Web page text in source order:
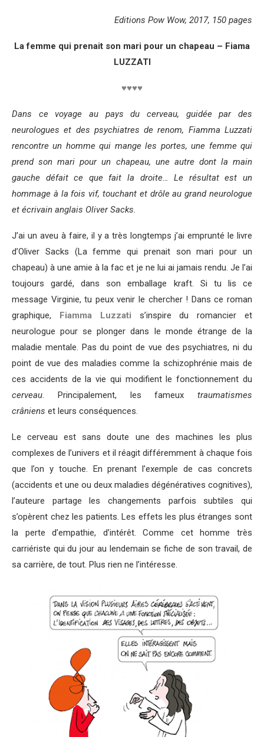
Editions Pow Wow, 2017, 150 pages
La femme qui prenait son mari pour un chapeau – Fiama
LUZZATI
♥♥♥♥
Dans ce voyage au pays du cerveau, guidée par des
neurologues et des psychiatres de renom, Fiamma Luzzati
rencontre un homme qui mange les portes, une femme qui
prend son mari pour un chapeau, une autre dont la main
gauche défait ce que fait la droite… Le résultat est un
hommage à la fois vif, touchant et drôle au grand neurologue
et écrivain anglais Oliver Sacks.
J’ai un aveu à faire, il y a très longtemps j’ai emprunté le livre
d’Oliver Sacks (La femme qui prenait son mari pour un
chapeau) à une amie à la fac et je ne lui ai jamais rendu. Je l’ai
toujours gardé, dans son emballage kraft. Si tu lis ce
message Virginie, tu peux venir le chercher ! Dans ce roman
graphique, Fiamma Luzzati
s’inspire du romancier et
neurologue pour se plonger dans le monde étrange de la
maladie mentale. Pas du point de vue des psychiatres, ni du
point de vue des maladies comme la schizophrénie mais de
ces accidents de la vie qui modifient le fonctionnement du
cerveau. Principalement, les fameux traumatismes
crâniens et leurs conséquences.
Le cerveau est sans doute une des machines les plus
complexes de l’univers et il réagit différemment à chaque fois
que l’on y touche. En prenant l’exemple de cas concrets
(accidents et une ou deux maladies dégénératives cognitives),
l’auteure partage les changements parfois subtiles qui
s’opèrent chez les patients. Les effets les plus étranges sont
la perte d’empathie, d’intérêt. Comme cet homme très
carriériste qui du jour au lendemain se fiche de son travail, de
sa carrière, de tout. Plus rien ne l’intéresse.